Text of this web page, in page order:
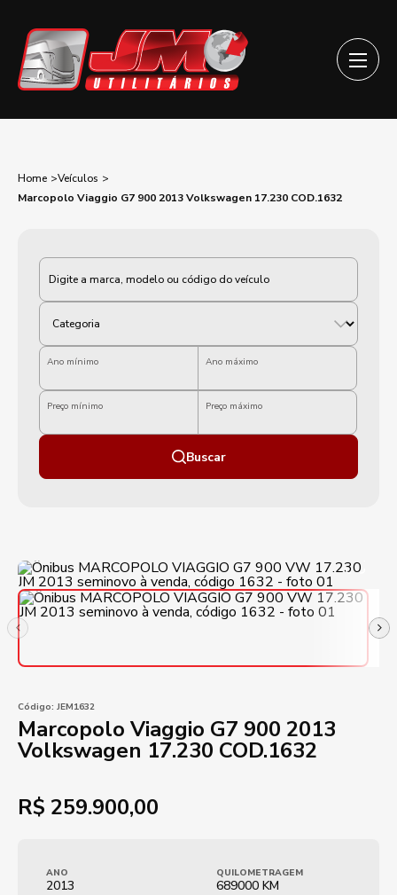
Home
Veículos
Marcopolo Viaggio G7 900 2013 Volkswagen 17.230 COD.1632
Categoria
Ano mínimo Ano máximo
Preço mínimo Preço máximo
Buscar
Código: JEM1632
Marcopolo Viaggio G7 900 2013
Volkswagen 17.230 COD.1632
R$ 259.900,00
ANO
2013
QUILOMETRAGEM
689000 KM